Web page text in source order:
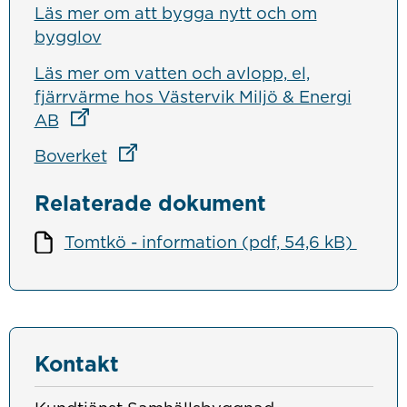
Läs mer om att bygga nytt och om
bygglov
Läs mer om vatten och avlopp, el,
fjärrvärme hos Västervik Miljö & Energi
ABLänk till annan webbplats
BoverketLänk till annan webbplats
Relaterade dokument
Tomtkö - information (pdf, 54,6 kB)
Kontakt